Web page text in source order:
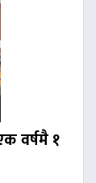
वर्षमै १